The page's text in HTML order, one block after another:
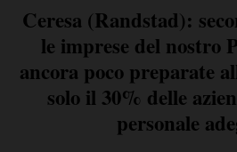
Ceresa (Randstad):
le imprese del nostro
ancora poco preparate
solo il 30% delle
personale